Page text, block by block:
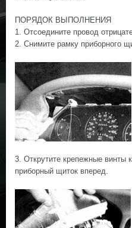
ПОРЯДОК ВЫПОЛНЕНИЯ
1. Отсоедините провод
2. Снимите рамку приборного
3. Открутите крепежные винты
приборный щиток вперед.